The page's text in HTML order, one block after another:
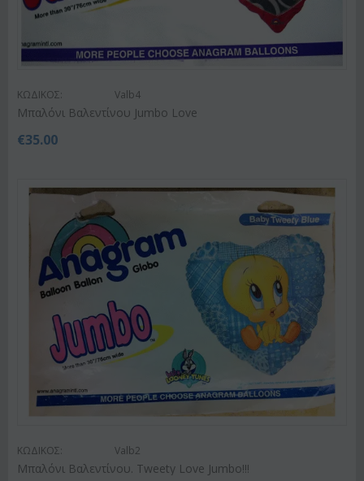
ΚΩΔΙΚΟΣ: Valb4
Μπαλόνι Βαλεντίνου Jumbo Love
€35.00
ΚΩΔΙΚΟΣ: Valb2
Μπαλόνι Βαλεντίνου. Tweety Love Jumbo!!!